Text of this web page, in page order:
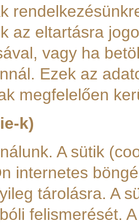
az eltartásra
vagy ha
Ezek az
megfelelően
k)
A sütik
internetes
tárolásra. A
felismerését.